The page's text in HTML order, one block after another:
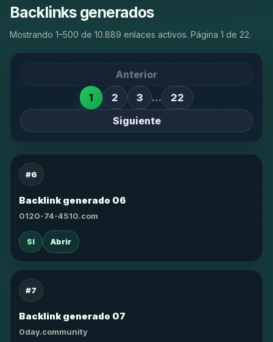
Backlinks generados
Mostrando 1–500 de 10.889 enlaces activos. Página 1 de 22.
Anterior
1
2 3 …
22
Siguiente
#6
Backlink generado 06
0120-74-4510.com
SI Abrir
#7
Backlink generado 07
0day.community